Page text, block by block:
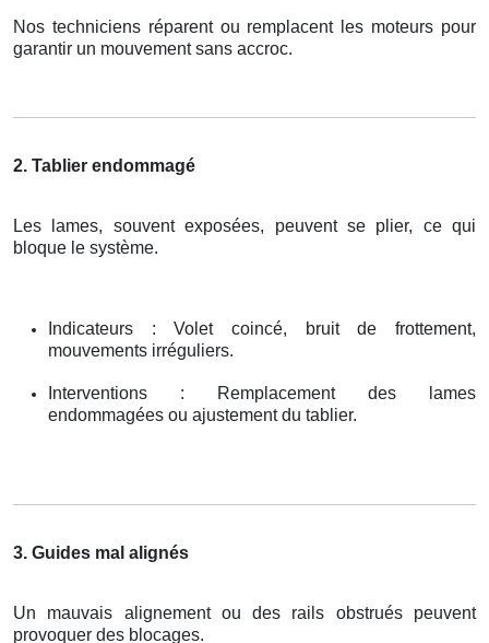
Nos techniciens réparent ou remplacent les moteurs pour
garantir un mouvement sans accroc.
2. Tablier endommagé
Les lames, souvent exposées, peuvent se plier, ce qui
bloque le système.
Indicateurs : Volet coincé, bruit de frottement,
mouvements irréguliers.
Interventions : Remplacement des lames
endommagées ou ajustement du tablier.
3. Guides mal alignés
Un mauvais alignement ou des rails obstrués peuvent
provoquer des blocages.